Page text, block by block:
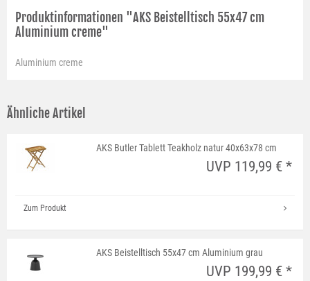
Produktinformationen "AKS Beistelltisch 55x47 cm
Aluminium creme"
Aluminium creme
Ähnliche Artikel
AKS Butler Tablett Teakholz natur 40x63x78 cm
UVP 119,99 € *
Zum Produkt
AKS Beistelltisch 55x47 cm Aluminium grau
UVP 199,99 € *